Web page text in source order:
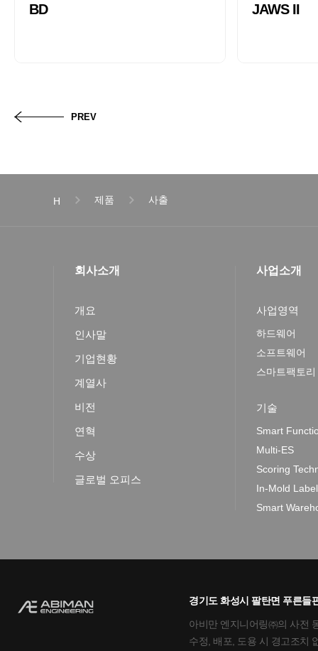
BD JAWS II
PREV
H 제품 사출
회사소개
개요
인사말
기업현황
계열사
비전
연혁
수상
글로벌 오피스
사업소개
사업영역
하드웨어
소프트웨어
스마트팩토리
기술
Smart
Multi-ES
Scoring
In-Mold
Smart
경기도 화성시 팔탄면 푸른들
아비만 엔지니어링㈜의 사전
수정, 배포, 도용 시 경고조치